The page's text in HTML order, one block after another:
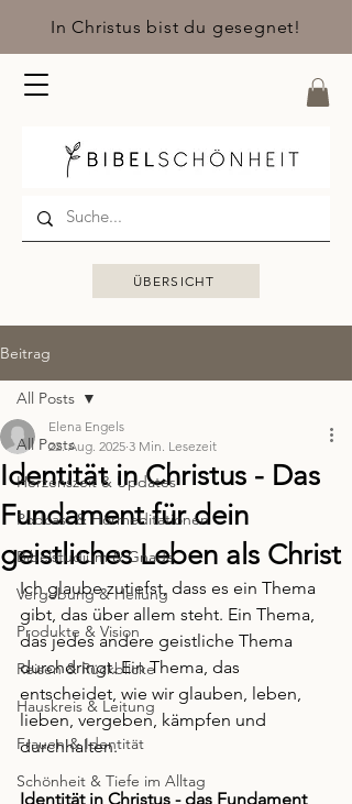
In Christus bist du gesegnet!
ÜBERSICHT
Beitrag
All Posts
Herzenszeit & Updates
Podcast & Hörmeditationen
Bibelstudium & Gnade
Vergebung & Heilung
Produkte & Vision
Reisen & Rückblicke
Hauskreis & Leitung
Frauen & Identität
Schönheit & Tiefe im Alltag
All Posts
Identität in Christus - Das
Fundament für dein
geistliches Leben als Christ
Elena Engels
22. Aug. 2025 3 Min. Lesezeit
Ich glaube zutiefst, dass es ein Thema
gibt, das über allem steht. Ein Thema,
das jedes andere geistliche Thema
durchdringt. Ein Thema, das
entscheidet, wie wir glauben, leben,
lieben, vergeben, kämpfen und
durchhalten.
Identität in Christus - das Fundament